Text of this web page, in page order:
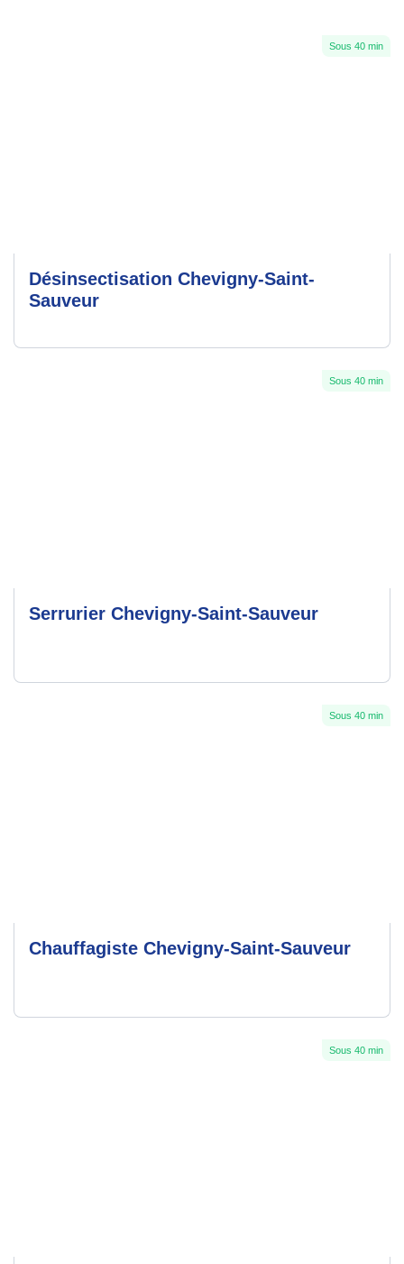
Sous 40 min
Désinsectisation Chevigny-Saint-
Sauveur
Sous 40 min
Serrurier Chevigny-Saint-Sauveur
Sous 40 min
Chauffagiste Chevigny-Saint-Sauveur
Sous 40 min